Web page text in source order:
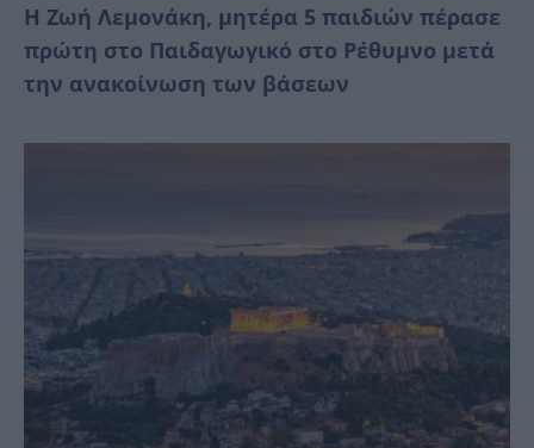
Η Ζωή Λεμονάκη, μητέρα 5 παιδιών πέρασε
πρώτη στο Παιδαγωγικό στο Ρέθυμνο μετά
την ανακοίνωση των βάσεων